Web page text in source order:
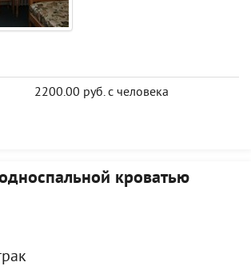
2200.00 руб. с человека
кроватью